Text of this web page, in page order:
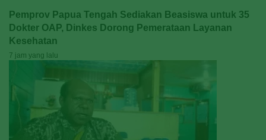
Pemprov Papua Tengah Sediakan Beasiswa untuk 35
Dokter OAP, Dinkes Dorong Pemerataan Layanan
Kesehatan
7 jam yang lalu